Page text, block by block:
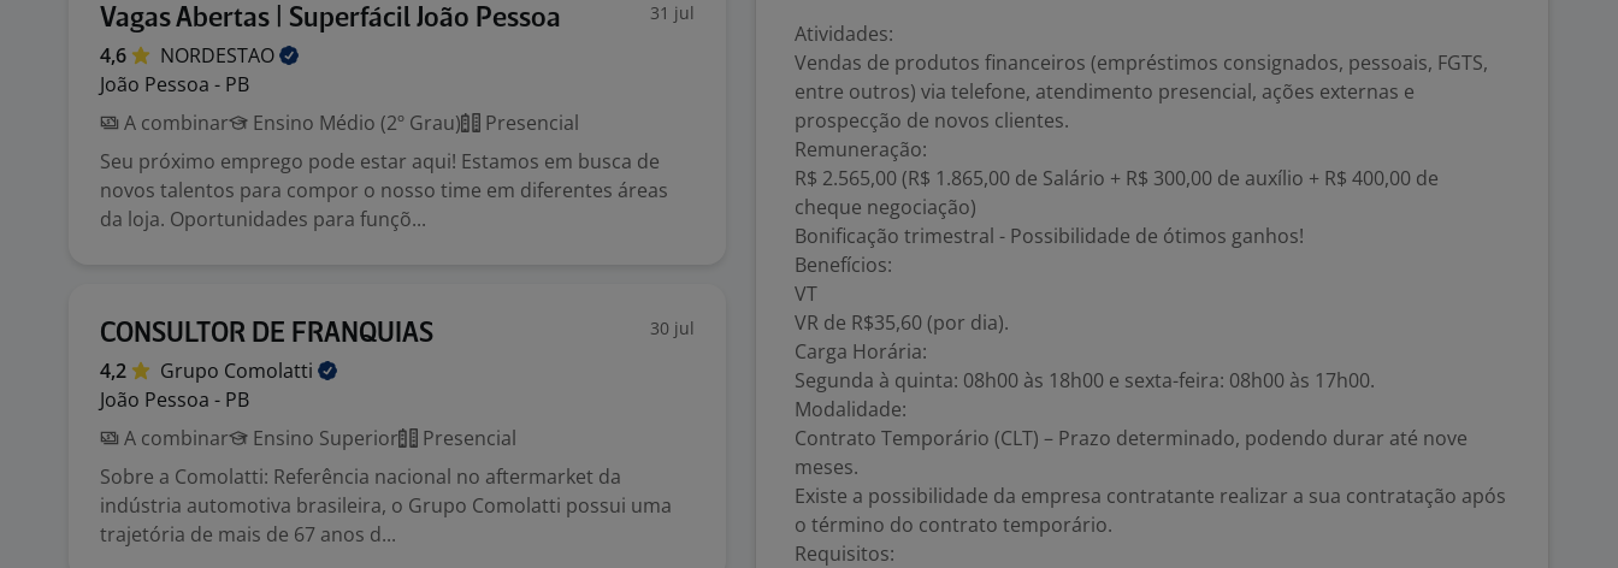
Vagas Abertas | Superfácil João Pessoa 31 jul
4,6
NORDESTAO
João Pessoa - PB
A combinar
Ensino Médio (2º Grau)
Presencial
Seu próximo emprego pode estar aqui! Estamos em busca de
novos talentos para compor o nosso time em diferentes áreas
da loja. Oportunidades para funçõ...
CONSULTOR DE FRANQUIAS 30 jul
4,2 Grupo Comolatti
João Pessoa - PB
A combinar
Ensino Superior
Presencial
Sobre a Comolatti: Referência nacional no aftermarket da
indústria automotiva brasileira, o Grupo Comolatti possui uma
trajetória de mais de 67 anos d...
Atividades:
Vendas de produtos financeiros (empréstimos consignados, pessoais, FGTS,
entre outros) via telefone, atendimento presencial, ações externas e
prospecção de novos clientes.
Remuneração:
R$ 2.565,00 (R$ 1.865,00 de Salário + R$ 300,00 de auxílio + R$ 400,00 de
cheque negociação)
Bonificação trimestral - Possibilidade de ótimos ganhos!
Benefícios:
VT
VR de R$35,60 (por dia).
Carga Horária:
Segunda à quinta: 08h00 às 18h00 e sexta-feira: 08h00 às 17h00.
Modalidade:
Contrato Temporário (CLT) – Prazo determinado, podendo durar até nove
meses.
Existe a possibilidade da empresa contratante realizar a sua contratação após
o término do contrato temporário.
Requisitos: